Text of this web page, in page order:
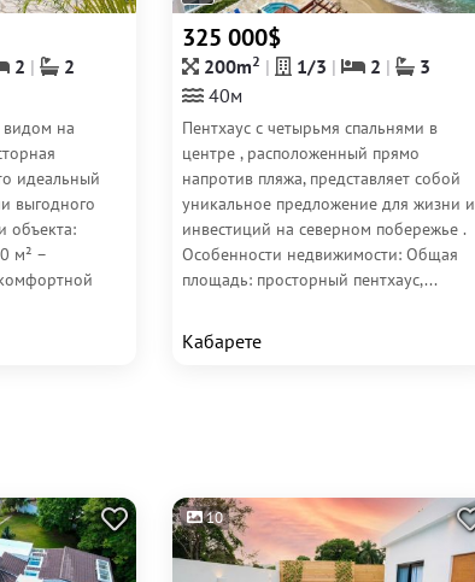
2
2
на
идеальный
выгодного
объекта:
м² –
325 000$
200m2 1/3 2
3
40м
Пентхаус с четырьмя спальнями в
центре , расположенный прямо
напротив пляжа, представляет собой
уникальное предложение для жизни и
инвестиций на северном побережье .
Особенности недвижимости: Общая
площадь: просторный пентхаус,...
Кабарете
10